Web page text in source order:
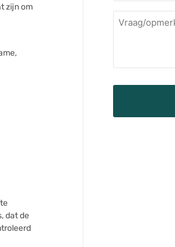
zijn om
dat de
Vraag/